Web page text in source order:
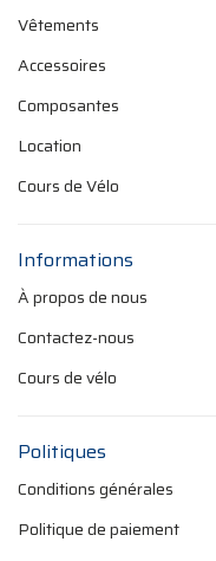
Vêtements
Accessoires
Composantes
Location
Cours de Vélo
Informations
À propos de nous
Contactez-nous
Cours de vélo
Politiques
Conditions générales
Politique de paiement